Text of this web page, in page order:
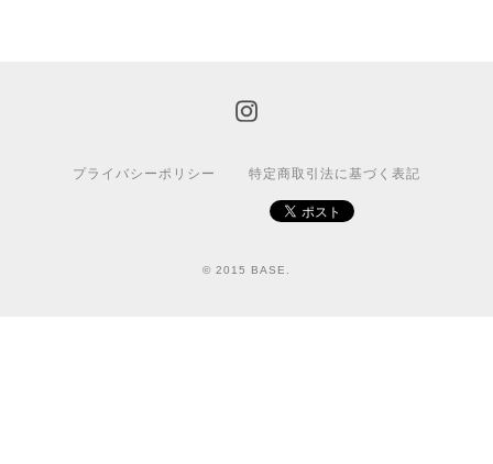
プライバシーポリシー 特定商取引法に基づく表記
© 2015 BASE.